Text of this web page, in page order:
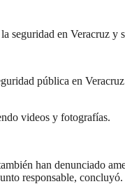
en Veracruz y
pública en
videos y fotografías.
han denunciado
responsable, concluyó.